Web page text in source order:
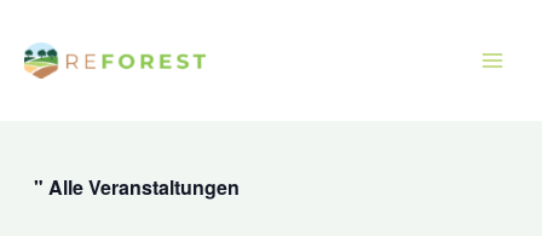
Inhalt
springen
" Alle Veranstaltungen